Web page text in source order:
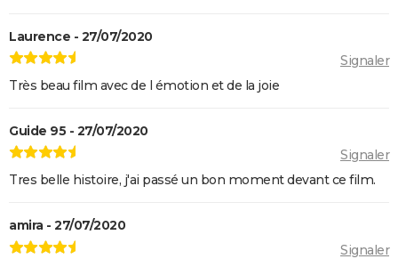
Laurence - 27/07/2020
Signaler
Très beau film avec de l émotion et de la joie
Guide 95 - 27/07/2020
Signaler
Tres belle histoire, j'ai passé un bon moment devant ce film.
amira - 27/07/2020
Signaler